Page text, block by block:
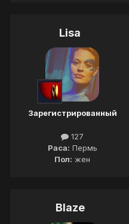
Lisa
Зарегистрированный
127
Раса: Пермь
Пол: жен
Blaze